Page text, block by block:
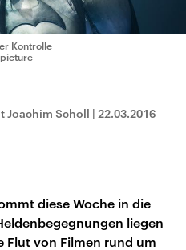
Kontrolle
Joachim Scholl | 22.03.2016
diese Woche in die
liegen
Flut von Filmen rund um